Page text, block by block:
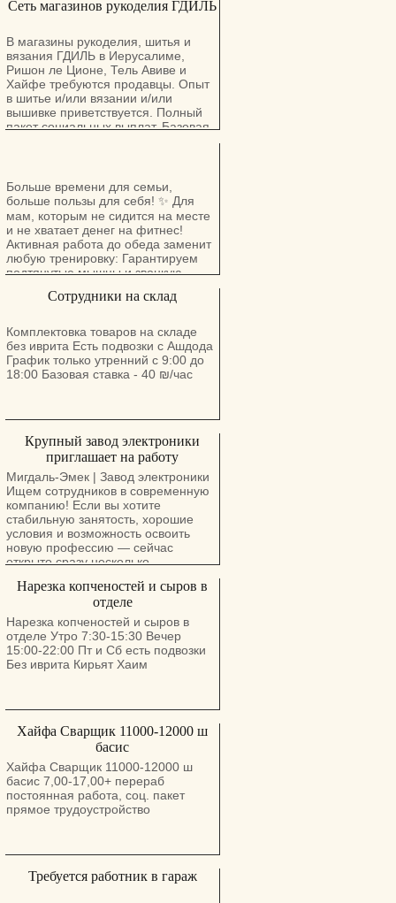
Сеть магазинов рукоделия ГДИЛЬ
В магазины рукоделия, шитья и
вязания ГДИЛЬ в Иерусалиме,
Ришон ле Ционе, Тель Авиве и
Хайфе требуются продавцы. Опыт
в шитье и/или вязании и/или
вышивке приветствуется. Полный
пакет социальных выплат. Базовая
Больше времени для семьи,
больше пользы для себя! ✨ Для
мам, которым не сидится на месте
и не хватает денег на фитнес!
Активная работа до обеда заменит
любую тренировку: Гарантируем
подтянутые мышцы и звонкую
Звоните т. 050-447-80-88
Сотрудники на склад
Комплектовка товаров на складе
без иврита Есть подвозки с Ашдода
График только утренний с 9:00 до
18:00 Базовая ставка - 40 ₪/час
Крупный завод электроники
приглашает на работу
Мигдаль-Эмек | Завод электроники
Ищем сотрудников в современную
компанию! Если вы хотите
стабильную занятость, хорошие
условия и возможность освоить
новую профессию — сейчас
открыто сразу несколько
(07:00–16:15 + дополнительные
часы до 19:00): • Курс кабельной
сборки (обучение за счёт компании)
• Паяльщицы • Сборщики
электроники (с опытом) •
Интеграторы • Иш Хомер (цеховая
логистика) • Инспекторы по
Тестировщики продукции •
Операторы линии SMT • Работники
склада Компания предлагает: •
Развозку из большинства городов
севера • Обучение и возможности
для профессионального роста •
Современное производство и
Нарезка копченостей и сыров в
отделе
Нарезка копченостей и сыров в
отделе Утро 7:30-15:30 Вечер
15:00-22:00 Пт и Сб есть подвозки
Без иврита Кирьят Хаим
Хайфа Сварщик 11000-12000 ш
басис
Хайфа Сварщик 11000-12000 ш
басис 7,00-17,00+ перераб
постоянная работа, соц. пакет
прямое трудоустройство
Требуется работник в гараж